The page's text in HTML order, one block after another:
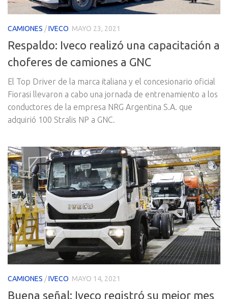
CAMIONES /IVECO MAYO 23, 2021
Respaldo: Iveco realizó una capacitación a
choferes de camiones a GNC
El Top Driver de la marca italiana y el concesionario oficial
Fiorasi llevaron a cabo una jornada de entrenamiento a los
conductores de la empresa NRG Argentina S.A. que
adquirió 100 Stralis NP a GNC.
CAMIONES /IVECO MAYO 14, 2021
Buena señal: Iveco registró su mejor mes